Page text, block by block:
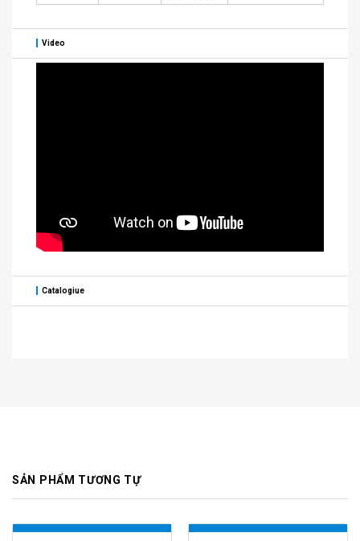
Video
Catalogiue
SẢN PHẨM TƯƠNG TỰ